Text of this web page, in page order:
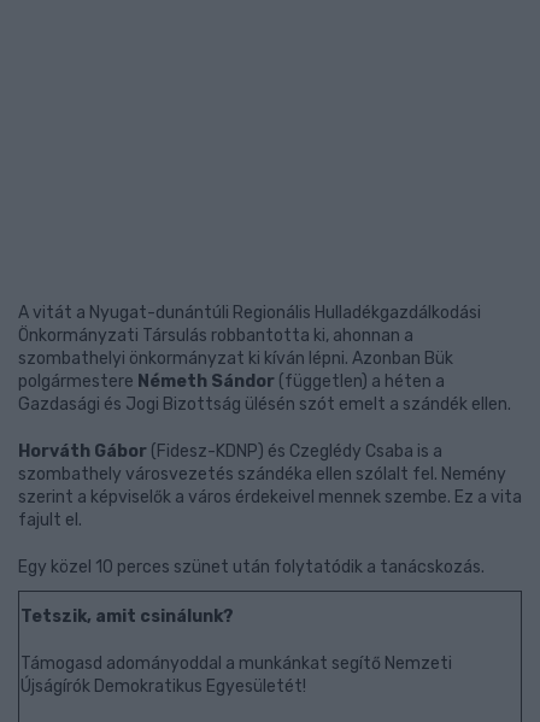
A vitát a Nyugat-dunántúli Regionális Hulladékgazdálkodási
Önkormányzati Társulás robbantotta ki, ahonnan a
szombathelyi önkormányzat ki kíván lépni. Azonban Bük
polgármestere Németh Sándor (független) a héten a
Gazdasági és Jogi Bizottság ülésén szót emelt a szándék ellen.
Horváth Gábor (Fidesz-KDNP) és Czeglédy Csaba is a
szombathely városvezetés szándéka ellen szólalt fel. Nemény
szerint a képviselők a város érdekeivel mennek szembe. Ez a vita
fajult el.
Egy közel 10 perces szünet után folytatódik a tanácskozás.
Tetszik, amit csinálunk?
Támogasd adományoddal a munkánkat segítő Nemzeti
Újságírók Demokratikus Egyesületét!